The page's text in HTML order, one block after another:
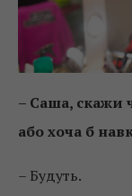
– Саша, скажи
або хоча б
– Будуть.